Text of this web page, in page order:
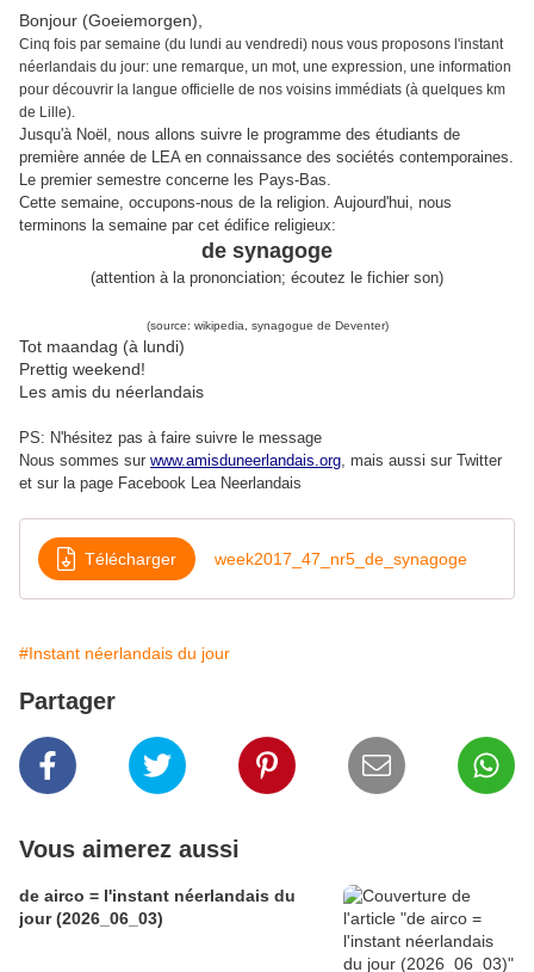
Bonjour (Goeiemorgen),
Cinq fois par semaine (du lundi au vendredi) nous vous proposons l'instant
néerlandais du jour: une remarque, un mot, une expression, une information
pour découvrir la langue officielle de nos voisins immédiats (à quelques km
de Lille).
Jusqu'à Noël, nous allons suivre le programme des étudiants de
première année de LEA en connaissance des sociétés contemporaines.
Le premier semestre concerne les Pays-Bas.
Cette semaine, occupons-nous de la religion. Aujourd'hui, nous
terminons la semaine par cet édifice religieux:
de synagoge
(attention à la prononciation; écoutez le fichier son)
(source: wikipedia, synagogue de Deventer)
Tot maandag (à lundi)
Prettig weekend!
Les amis du néerlandais
PS: N'hésitez pas à faire suivre le message
Nous sommes sur www.amisduneerlandais.org, mais aussi sur Twitter
et sur la page Facebook Lea Neerlandais
Télécharger week2017_47_nr5_de_synagoge
#Instant néerlandais du jour
Partager
Vous aimerez aussi
de airco = l'instant néerlandais du
jour (2026_06_03)